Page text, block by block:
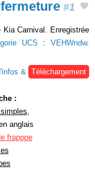
#1
Kia Carnival. Enregistrée
UCS :VEHWndw.
&
Téléchargement
:
,
anglais
frapppe